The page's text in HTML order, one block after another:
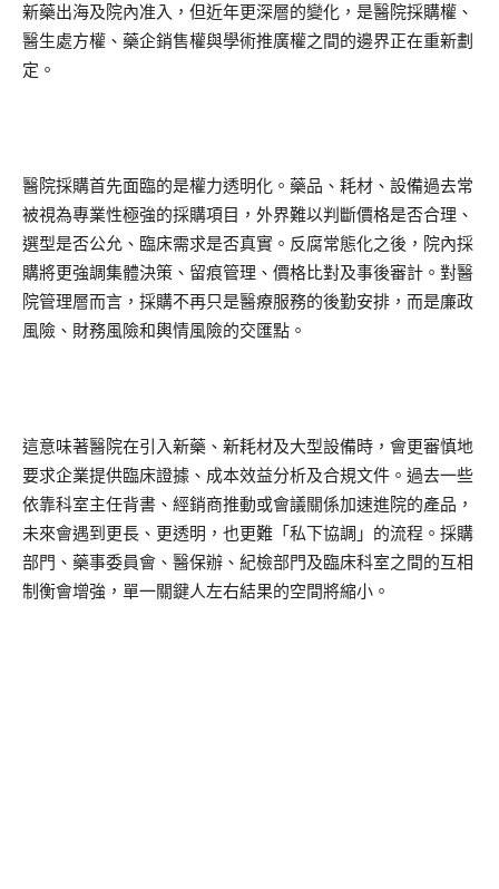
新藥出海及院內准入，但近年更深層的變化，是醫院採購權、
醫生處方權、藥企銷售權與學術推廣權之間的邊界正在重新劃
定。
醫院採購首先面臨的是權力透明化。藥品、耗材、設備過去常
被視為專業性極強的採購項目，外界難以判斷價格是否合理、
選型是否公允、臨床需求是否真實。反腐常態化之後，院內採
購將更強調集體決策、留痕管理、價格比對及事後審計。對醫
院管理層而言，採購不再只是醫療服務的後勤安排，而是廉政
風險、財務風險和輿情風險的交匯點。
這意味著醫院在引入新藥、新耗材及大型設備時，會更審慎地
要求企業提供臨床證據、成本效益分析及合規文件。過去一些
依靠科室主任背書、經銷商推動或會議關係加速進院的產品，
未來會遇到更長、更透明，也更難「私下協調」的流程。採購
部門、藥事委員會、醫保辦、紀檢部門及臨床科室之間的互相
制衡會增強，單一關鍵人左右結果的空間將縮小。